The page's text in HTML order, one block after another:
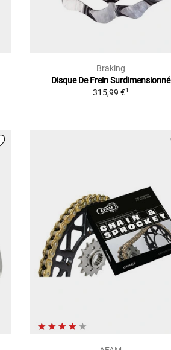
Braking
Disque De Frein Surdimensionné
315,99 €1